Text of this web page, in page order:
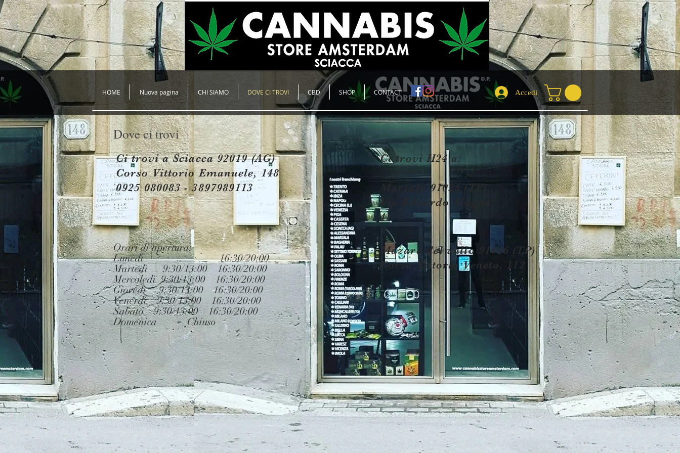
HOME Nuova pagina CHI SIAMO DOVE CI TROVI CBD SHOP CONTACT Accedi
Dove ci trovi
Ci trovi a Sciacca 92019 (AG)
Corso Vittorio Emanuele, 148
0925 080083 - 3897989113
Orari di apertura:
Lunedì 16:30/20:00
Martedì 9:30/13:00 16:30/20:00
Mercoledì 9:30/13:00 16:30/20:00
Giovedì 9:30/13:00 16:30/20:00
Venerdì 9:30/13:00 16:30/20:00
Sabato 9:30/13:00 16:30/20:00
Domenica Chiuso
Ci trovi H24 a:
Marsala 91025 (TP)
Via Edoardo Alagna,
4
Mazara del vallo 91026 (TP)
Corso Vittorio Veneto, 112